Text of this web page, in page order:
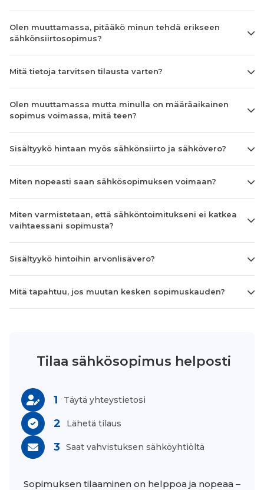
Olen muuttamassa, pitääkö minun tehdä erikseen
sähkönsiirtosopimus?
Mitä tietoja tarvitsen tilausta varten?
Olen muuttamassa mutta minulla on määräaikainen
sopimus voimassa, mitä teen?
Sisältyykö hintaan myös sähkönsiirto ja sähkövero?
Miten nopeasti saan sähkösopimuksen voimaan?
Miten varmistetaan, että sähköntoimitukseni ei katkea
vaihtaessani sopimusta?
Sisältyykö hintoihin arvonlisävero?
Mitä tapahtuu, jos muutan kesken sopimuskauden?
Tilaa sähkösopimus helposti
1 Täytä yhteystietosi
2 Lähetä tilaus
3 Saat vahvistuksen sähköyhtiöltä
Sopimuksen tilaaminen on helppoa ja nopeaa –